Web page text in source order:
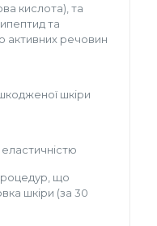
кислота), та
та
активних речовин
шкіри
що
шкіри (за 30